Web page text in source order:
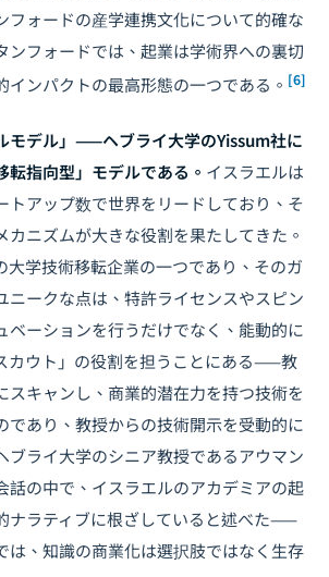
フォードの産学連携文化について的確な
ンフォードでは、起業は学術界への裏切
インパクトの最高形態の一つである。 [6]
モデル」——ヘブライ大学のYissum社に
転指向型」モデルである。 イスラエルは
トアップ数で世界をリードしており、そ
カニズムが大きな役割を果たしてきた。
大学技術移転企業の一つであり、そのガ
ニークな点は、特許ライセンスやスピン
ベーションを行うだけでなく、能動的に
カウト」の役割を担うことにある——教
スキャンし、商業的潜在力を持つ技術を
であり、教授からの技術開示を受動的に
ブライ大学のシニア教授であるアウマン
話の中で、イスラエルのアカデミアの起
ナラティブに根ざしていると述べた——
は、知識の商業化は選択肢ではなく生存